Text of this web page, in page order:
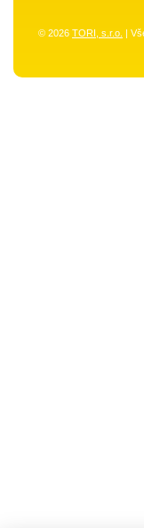
© 2026 TORI, s.r.o. |